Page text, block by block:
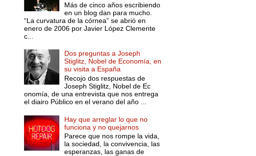
Más de cinco años escribiendo
en un blog dan para mucho.
“La curvatura de la córnea” se abrió en
enero de 2006 por Javier López Clemente
c...
Dos preguntas a Joseph
Stiglitz, Nobel de Economía, en
su visita a España
Recojo dos respuestas de
Joseph Stiglitz, Nobel de Ec
onomía, de una entrevista que nos entrega
el diairo Público en el verano del año ...
Hay que arreglar lo que no
funciona y no quejarnos
Parece que nos rompe la vida,
la sociedad, la convivencia, las
esperanzas, las ganas de